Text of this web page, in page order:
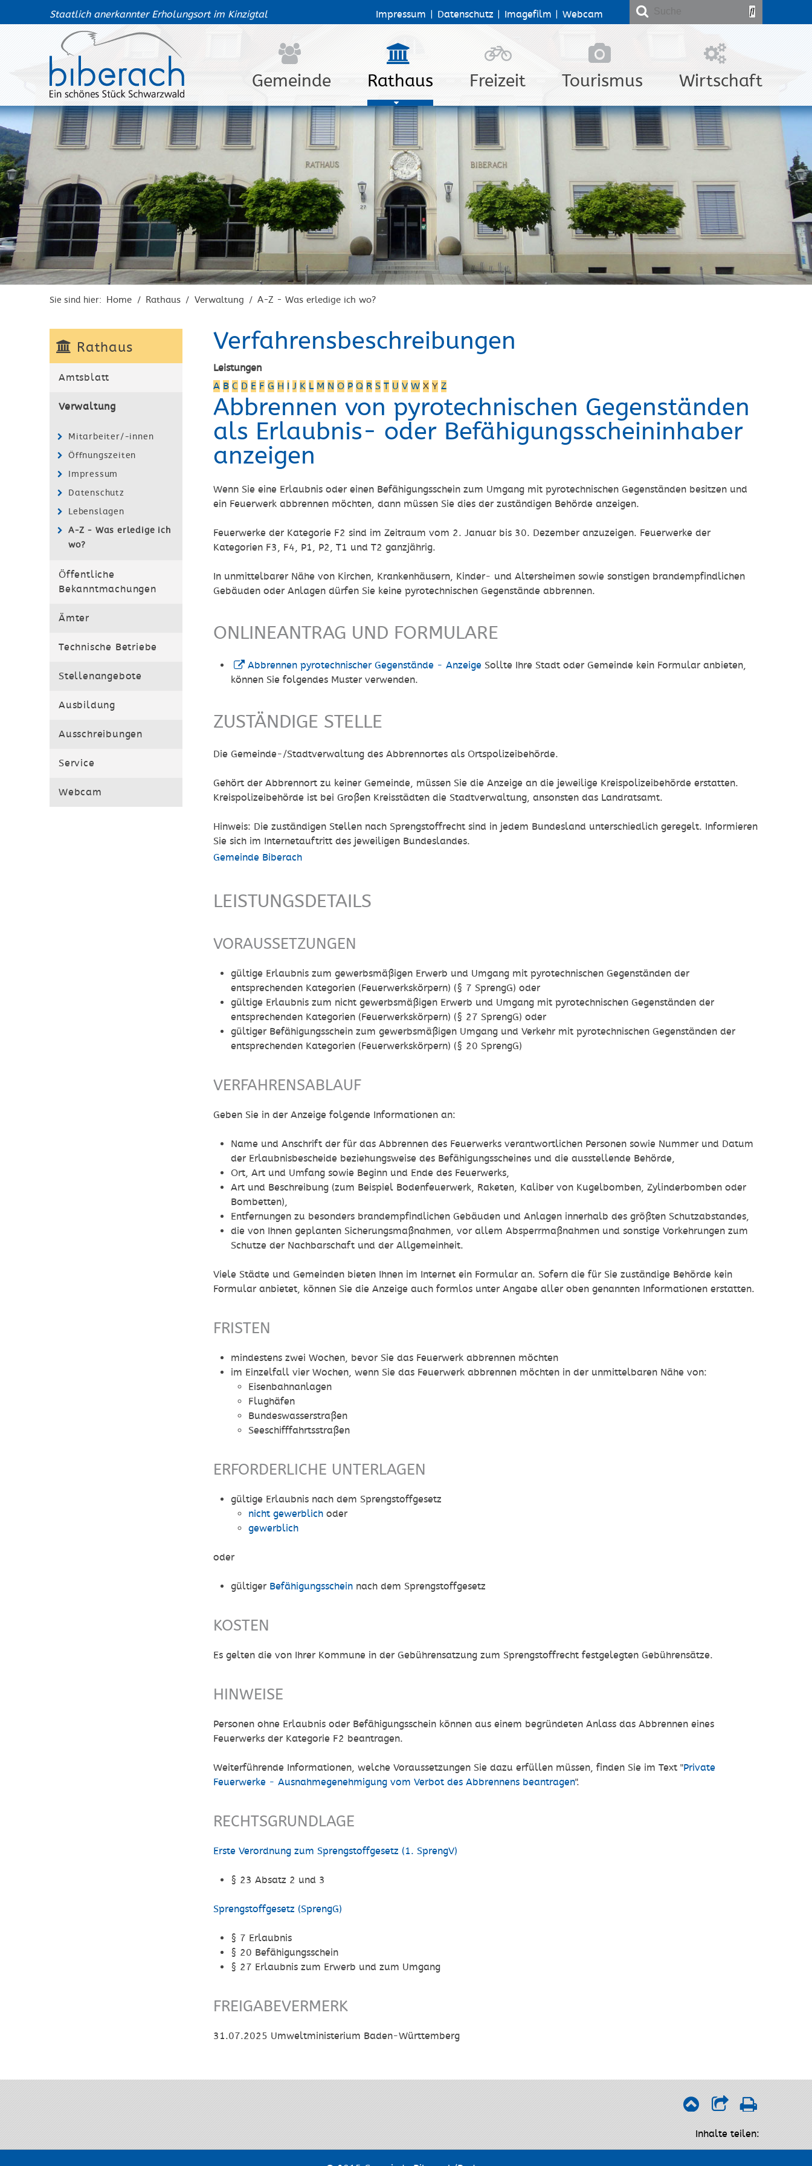
Staatlich anerkannter Erholungsort im Kinzigtal Impressum Datenschutz Imagefilm Webcam
Gemeinde Rathaus Freizeit Tourismus Wirtschaft
Sie sind hier: Home / Rathaus / Verwaltung / A-Z - Was erledige ich wo?
Rathaus
Amtsblatt
Verwaltung
Mitarbeiter/-innen
Öffnungszeiten
Impressum
Datenschutz
Lebenslagen
A-Z - Was erledige ich
wo?
Öffentliche
Bekanntmachungen
Ämter
Technische Betriebe
Stellenangebote
Ausbildung
Ausschreibungen
Service
Webcam
Verfahrensbeschreibungen
Leistungen
A B C D E F G H I J K L M N O P Q R S T U V W X Y Z
Abbrennen von pyrotechnischen Gegenständen
als Erlaubnis- oder Befähigungsscheininhaber
anzeigen
Wenn Sie eine Erlaubnis oder einen Befähigungsschein zum Umgang mit pyrotechnischen Gegenständen besitzen und
ein Feuerwerk abbrennen möchten, dann müssen Sie dies der zuständigen Behörde anzeigen.
Feuerwerke der Kategorie F2 sind im Zeitraum vom 2. Januar bis 30. Dezember anzuzeigen. Feuerwerke der
Kategorien F3, F4, P1, P2, T1 und T2 ganzjährig.
In unmittelbarer Nähe von Kirchen, Krankenhäusern, Kinder- und Altersheimen sowie sonstigen brandempfindlichen
Gebäuden oder Anlagen dürfen Sie keine pyrotechnischen Gegenstände abbrennen.
ONLINEANTRAG UND FORMULARE
Abbrennen pyrotechnischer Gegenstände - Anzeige Sollte Ihre Stadt oder Gemeinde kein Formular anbieten,
können Sie folgendes Muster verwenden.
ZUSTÄNDIGE STELLE
Die Gemeinde-/Stadtverwaltung des Abbrennortes als Ortspolizeibehörde.
Gehört der Abbrennort zu keiner Gemeinde, müssen Sie die Anzeige an die jeweilige Kreispolizeibehörde erstatten.
Kreispolizeibehörde ist bei Großen Kreisstädten die Stadtverwaltung, ansonsten das Landratsamt.
Hinweis: Die zuständigen Stellen nach Sprengstoffrecht sind in jedem Bundesland unterschiedlich geregelt. Informieren
Sie sich im Internetauftritt des jeweiligen Bundeslandes.
Gemeinde Biberach
LEISTUNGSDETAILS
VORAUSSETZUNGEN
gültige Erlaubnis zum gewerbsmäßigen Erwerb und Umgang mit pyrotechnischen Gegenständen der
entsprechenden Kategorien (Feuerwerkskörpern) (§ 7 SprengG) oder
gültige Erlaubnis zum nicht gewerbsmäßigen Erwerb und Umgang mit pyrotechnischen Gegenständen der
entsprechenden Kategorien (Feuerwerkskörpern) (§ 27 SprengG) oder
gültiger Befähigungsschein zum gewerbsmäßigen Umgang und Verkehr mit pyrotechnischen Gegenständen der
entsprechenden Kategorien (Feuerwerkskörpern) (§ 20 SprengG)
VERFAHRENSABLAUF
Geben Sie in der Anzeige folgende Informationen an:
Name und Anschrift der für das Abbrennen des Feuerwerks verantwortlichen Personen sowie Nummer und Datum
der Erlaubnisbescheide beziehungsweise des Befähigungsscheines und die ausstellende Behörde,
Ort, Art und Umfang sowie Beginn und Ende des Feuerwerks,
Art und Beschreibung (zum Beispiel Bodenfeuerwerk, Raketen, Kaliber von Kugelbomben, Zylinderbomben oder
Bombetten),
Entfernungen zu besonders brandempfindlichen Gebäuden und Anlagen innerhalb des größten Schutzabstandes,
die von Ihnen geplanten Sicherungsmaßnahmen, vor allem Absperrmaßnahmen und sonstige Vorkehrungen zum
Schutze der Nachbarschaft und der Allgemeinheit.
Viele Städte und Gemeinden bieten Ihnen im Internet ein Formular an. Sofern die für Sie zuständige Behörde kein
Formular anbietet, können Sie die Anzeige auch formlos unter Angabe aller oben genannten Informationen erstatten.
FRISTEN
mindestens zwei Wochen, bevor Sie das Feuerwerk abbrennen möchten
im Einzelfall vier Wochen, wenn Sie das Feuerwerk abbrennen möchten in der unmittelbaren Nähe von:
Eisenbahnanlagen
Flughäfen
Bundeswasserstraßen
Seeschifffahrtsstraßen
ERFORDERLICHE UNTERLAGEN
gültige Erlaubnis nach dem Sprengstoffgesetz
nicht gewerblich oder
gewerblich
oder
gültiger Befähigungsschein nach dem Sprengstoffgesetz
KOSTEN
Es gelten die von Ihrer Kommune in der Gebührensatzung zum Sprengstoffrecht festgelegten Gebührensätze.
HINWEISE
Personen ohne Erlaubnis oder Befähigungsschein können aus einem begründeten Anlass das Abbrennen eines
Feuerwerks der Kategorie F2 beantragen.
Weiterführende Informationen, welche Voraussetzungen Sie dazu erfüllen müssen, finden Sie im Text "Private
Feuerwerke - Ausnahmegenehmigung vom Verbot des Abbrennens beantragen".
RECHTSGRUNDLAGE
Erste Verordnung zum Sprengstoffgesetz (1. SprengV)
§ 23 Absatz 2 und 3
Sprengstoffgesetz (SprengG)
§ 7 Erlaubnis
§ 20 Befähigungsschein
§ 27 Erlaubnis zum Erwerb und zum Umgang
FREIGABEVERMERK
31.07.2025 Umweltministerium Baden-Württemberg
Inhalte teilen: